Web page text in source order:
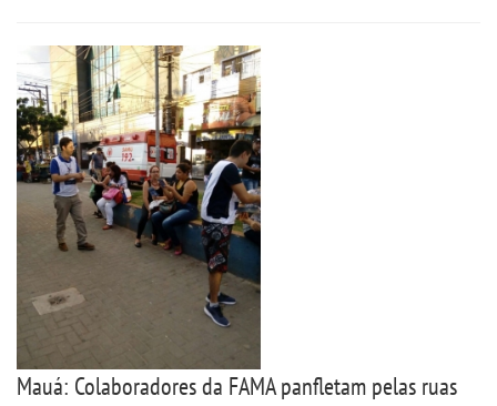
VESTIBULAR
INSCREVA-SE
TRANSFERÊNCIA
SEGUNDA GRADUAÇÃO
EDITAL
Mauá: Colaboradores da FAMA panfletam pelas ruas